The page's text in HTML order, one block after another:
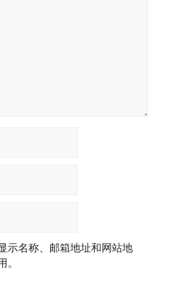
示名称、邮箱地址和网站地